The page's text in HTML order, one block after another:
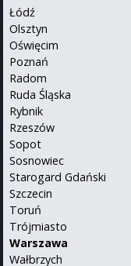
Łódź
Olsztyn
Oświęcim
Poznań
Radom
Ruda Śląska
Rybnik
Rzeszów
Sopot
Sosnowiec
Starogard Gdański
Szczecin
Toruń
Trójmiasto
Warszawa
Wałbrzych